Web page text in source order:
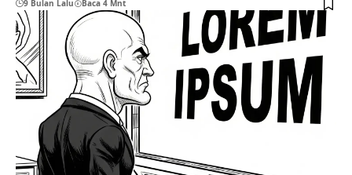
9 Bulan Lalu Baca 4 Mnt